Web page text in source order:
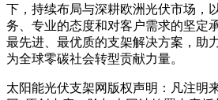
下，持续布局与深耕欧洲光伏市场，
务、专业的态度和对客户需求的坚定
最先进、最优质的支架解决方案，助
为全球零碳社会转型贡献力量。
太阳能光伏支架网版权声明：凡注明